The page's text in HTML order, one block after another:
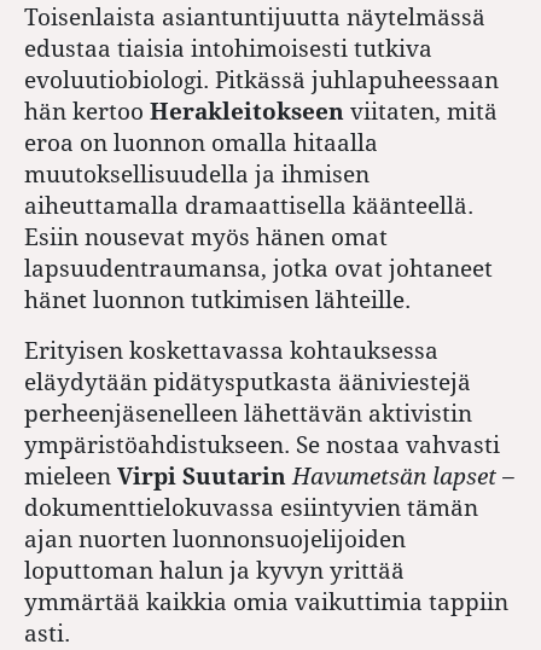
Toisenlaista asiantuntijuutta näytelmässä
edustaa tiaisia intohimoisesti tutkiva
evoluutiobiologi. Pitkässä juhlapuheessaan
hän kertoo Herakleitokseen viitaten, mitä
eroa on luonnon omalla hitaalla
muutoksellisuudella ja ihmisen
aiheuttamalla dramaattisella käänteellä.
Esiin nousevat myös hänen omat
lapsuudentraumansa, jotka ovat johtaneet
hänet luonnon tutkimisen lähteille.
Erityisen koskettavassa kohtauksessa
eläydytään pidätysputkasta ääniviestejä
perheenjäsenelleen lähettävän aktivistin
ympäristöahdistukseen. Se nostaa vahvasti
mieleen Virpi Suutarin Havumetsän lapset –
dokumenttielokuvassa esiintyvien tämän
ajan nuorten luonnonsuojelijoiden
loputtoman halun ja kyvyn yrittää
ymmärtää kaikkia omia vaikuttimia tappiin
asti.